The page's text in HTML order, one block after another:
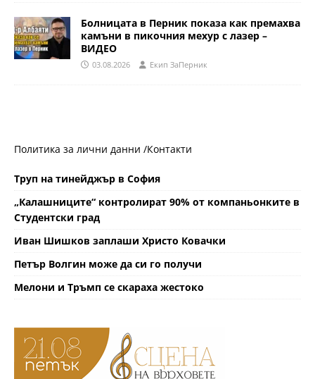
Болницата в Перник показа как премахва
камъни в пикочния мехур с лазер –
ВИДЕО
03.08.2026 Eкип ЗаПерник
Политика за лични данни /Контакти
Труп на тинейджър в София
„Калашниците“ контролират 90% от компаньонките в
Студентски град
Иван Шишков заплаши Христо Ковачки
Петър Волгин може да си го получи
Мелони и Тръмп се скараха жестоко